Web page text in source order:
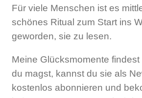
Für viele Menschen ist es
schönes Ritual zum Start ins
geworden, sie zu lesen.
Meine Glücksmomente findest
du magst, kannst du sie als
kostenlos abonnieren und